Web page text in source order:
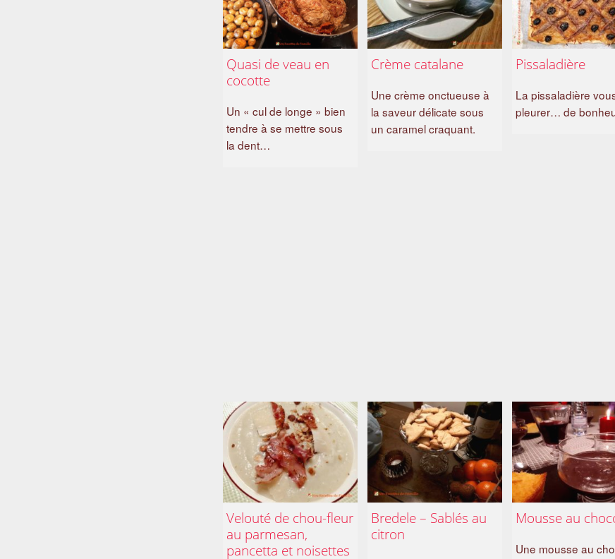
Quasi de veau en
cocotte
Un « cul de longe » bien
tendre à se mettre sous
la dent…
Crème catalane
Une crème onctueuse à
la saveur délicate sous
un caramel craquant.
Pissaladière
La pissaladière
pleurer… de
Velouté de chou-fleur
au parmesan,
pancetta et noisettes
Bredele – Sablés au
citron
Mousse au
Une mousse au